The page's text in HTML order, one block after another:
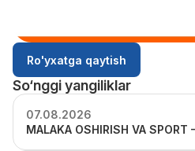
Ro'yxatga qaytish
So‘nggi yangiliklar
07.08.2026
MALAKA OSHIRISH VA SPORT